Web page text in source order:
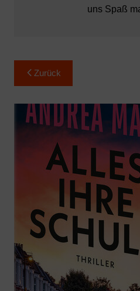
uns Spaß
Beitragsnavigation
Zurück